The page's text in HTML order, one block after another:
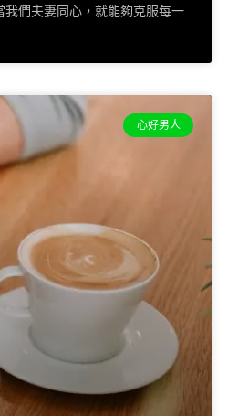
們夫妻同心，就能夠克服每一
心好男人